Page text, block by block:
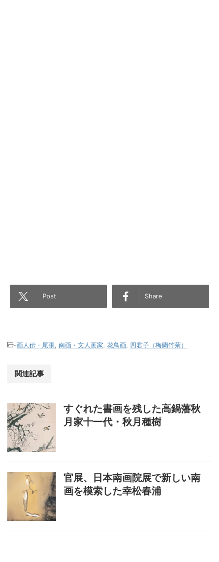
Post Share
-画人伝・尾張, 南画・文人画家, 花鳥画, 四君子（梅蘭竹菊）
関連記事
すぐれた書画を残した高鍋藩秋
月家十一代・秋月種樹
官展、日本南画院展で新しい南
画を模索した幸松春浦